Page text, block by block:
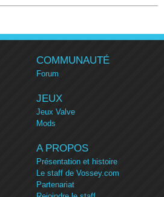
COMMUNAUTÉ
Forum
JEUX
Jeux Valve
Mods
A PROPOS
Présentation et histoire
Le staff de Vossey.com
Partenariat